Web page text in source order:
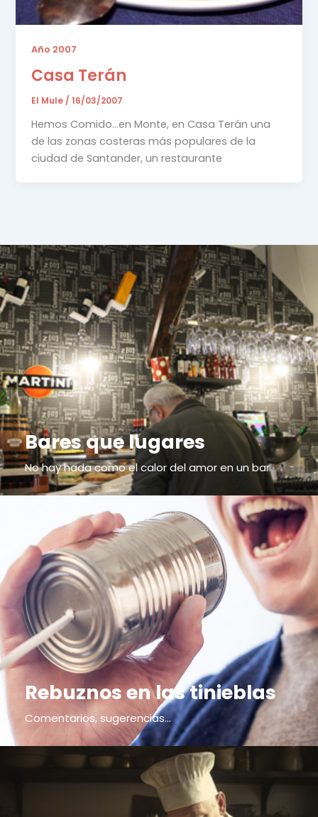
Año 2007
Casa Terán
El Mule/16/03/2007
Hemos Comido…en Monte, en Casa Terán una
de las zonas costeras más populares de la
ciudad de Santander, un restaurante
Bares que lugares
No hay nada como el calor del amor en un bar
Rebuznos en las tinieblas
Comentarios, sugerencias...